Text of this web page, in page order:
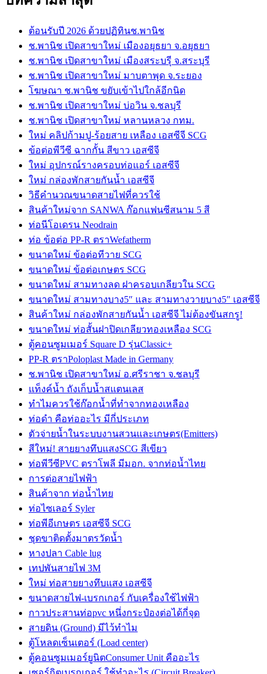
ต้อนรับปี 2026 ด้วยปฏิทินช.พานิช
ช.พานิช เปิดสาขาใหม่ เมืองอยุธยา จ.อยุธยา
ช.พานิช เปิดสาขาใหม่ เมืองสระบรุี จ.สระบุรี
ช.พานิช เปิดสาขาใหม่ มาบตาพุด จ.ระยอง
โฆษณา ช.พานิช ขยับเข้าไปใกล้อีกนิด
ช.พานิช เปิดสาขาใหม่ บ่อวิน จ.ชลบุรี
ช.พานิช เปิดสาขาใหม่ หลานหลวง กทม.
ใหม่ คลิปก้ามปู-ร้อยสาย เหลือง เอสซีจี SCG
ข้อต่อพีวีซี ฉากกั้น สีขาว เอสซีจี
ใหม่ อุปกรณ์รางครอบท่อแอร์ เอสซีจี
ใหม่ กล่องพักสายกันน้ำ เอสซีจี
วิธีคำนวณขนาดสายไฟที่ควรใช้
สินค้าใหม่จาก SANWA ก๊อกแฟนซีสนาม 5 สี
ท่อนีโอเดรน Neodrain
ท่อ ข้อต่อ PP-R ตราWefatherm
ขนาดใหม่ ข้อต่อทีวาย SCG
ขนาดใหม่ ข้อต่อเกษตร SCG
ขนาดใหม่ สามทางลด ฝาครอบเกลียวใน SCG
ขนาดใหม่ สามทางบาง5″ และ สามทางวายบาง5″ เอสซีจี
สินค้าใหม่ กล่องพักสายกันน้ำ เอสซีจี ไม่ต้องขันสกรู!
ขนาดใหม่ ท่อสั้นฝาปิดเกลียวทองเหลือง SCG
ตู้คอนซูมเมอร์ Square D รุ่นClassic+
PP-R ตราPoloplast Made in Germany
ช.พานิช เปิดสาขาใหม่ อ.ศรีราชา จ.ชลบุรี
แท็งค์น้ำ ถังเก็บน้ำสแตนเลส
ทำไมควรใช้ก๊อกน้ำที่ทำจากทองเหลือง
ท่อดำ คือท่ออะไร มีกี่ประเภท
ตัวจ่ายน้ำในระบบงานสวนและเกษตร(Emitters)
สีใหม่! สายยางทึบแสงSCG สีเขียว
ท่อพีวีซีPVC ตราโพลี มีมอก. จากท่อน้ำไทย
การต่อสายไฟฟ้า
สินค้าจาก ท่อน้ำไทย
ท่อไซเลอร์ Syler
ท่อพีอีเกษตร เอสซีจี SCG
ชุดขาติดตั้งมาตรวัดน้ำ
หางปลา Cable lug
เทปพันสายไฟ 3M
ใหม่ ท่อสายยางทึบแสง เอสซีจี
ขนาดสายไฟ-เบรกเกอร์ กับเครื่องใช้ไฟฟ้า
กาวประสานท่อpvc หนึ่งกระป๋องต่อได้กี่จุด
สายดิน (Ground) มีไว้ทำไม
ตู้โหลดเซ็นเตอร์ (Load center)
ตู้คอนซูมเมอร์ยูนิตConsumer Unit คืออะไร